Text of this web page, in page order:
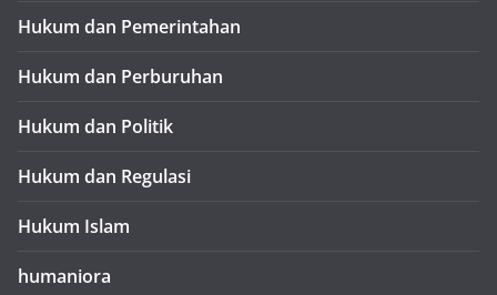
Hukum dan Pemerintahan
Hukum dan Perburuhan
Hukum dan Politik
Hukum dan Regulasi
Hukum Islam
humaniora